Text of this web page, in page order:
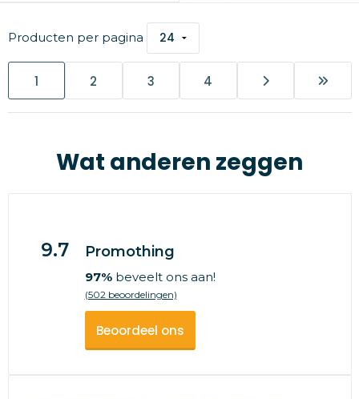
Producten per pagina
1 2 3 4
Wat anderen zeggen
9.7 Promothing
97%beveelt ons aan!
(502 beoordelingen)
Beoordeel ons